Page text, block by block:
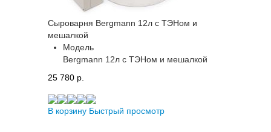
Сыроварня Bergmann 12л с ТЭНом и
мешалкой
Модель
Bergmann 12л с ТЭНом и мешалкой
25 780 p.
В корзину Быстрый просмотр